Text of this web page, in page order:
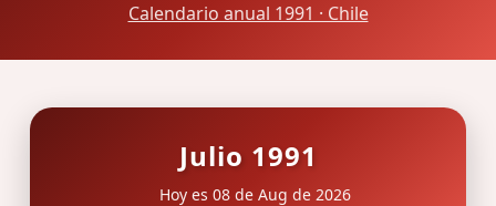
Calendario anual 1991 · Chile
Julio 1991
Hoy es 08 de Aug de 2026